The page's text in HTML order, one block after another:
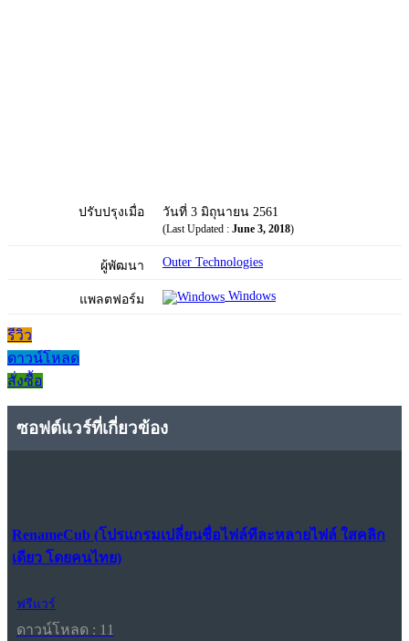
ปรับปรุงเมื่อ วันที่ 3 มิถุนายน 2561
(Last Updated : June 3, 2018)
ผู้พัฒนา Outer Technologies
แพลตฟอร์ม Windows
รีวิว
ดาวน์โหลด
สั่งซื้อ
ซอฟต์แวร์ที่เกี่ยวข้อง
RenameCub (โปรแกรมเปลี่ยนชื่อไฟล์ทีละหลายไฟล์ ใสคลิก
เดียว โดยคนไทย)
ฟรีแวร์
ดาวน์โหลด : 11